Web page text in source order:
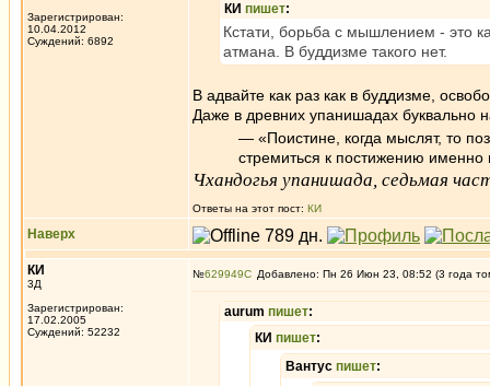
Зарегистрирован:
10.04.2012
Суждений: 6892
КИ пишет:
Кстати, борьба с мышлением - это
атмана. В буддизме такого нет.
В адвайте как раз как в буддизме,
Даже в древних упанишадах буквально
— «Поистине, когда мыслят, то
стремиться к постижению
Чхандогья упанишада, седьмая
Ответы на этот пост: КИ
Наверх
КИ
3Д
Зарегистрирован:
17.02.2005
Суждений: 52232
№629949 Добавлено: Пн 26 Июн 23, 08:52 (3 года
aurum пишет:
КИ пишет:
Вантус пишет: